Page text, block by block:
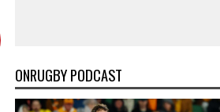
ONRUGBY PODCAST